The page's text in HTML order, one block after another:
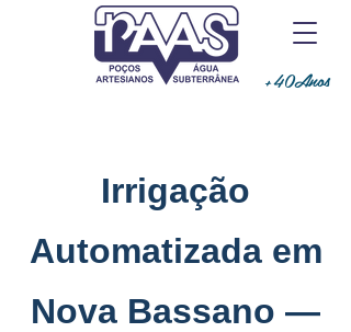
+40Anos
Irrigação
Automatizada em
Nova Bassano —